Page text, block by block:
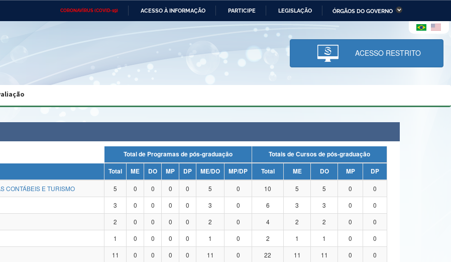
CORONAVÍRUS (COVID-19) ACESSO À INFORMAÇÃO PARTICIPE LEGISLAÇÃO ÓRGÃOS DO GOVERNO
Ministério das Relações Ministério da Economia Ministério da Infraestrutura
Ministério da Ciência,
Tecnologia, Inovações e
Comunicações
Ministério do Desenvolvimento
Regional e dos Direitos Humanos
Advocacia-Geral da União Banco Central do Brasil Planalto
ACESSO RESTRITO
Total de Programas de pós-graduação
Totais de Cursos de pós-graduação
Total ME DO MP DP ME/DO MP/DP Total ME DO MP
DP
CONTÁBEIS E TURISMO
5 0 0 0 0 5 0 10 5 5 0
0
3 0 0 0 0 3 0 6 3 3 0
0
2 0 0 0 0 2 0 4 2 2 0
0
1 0 0 0 0 1 0 2 1 1 0
0
11 0 0 0 0 11 0 22 11 11 0
0